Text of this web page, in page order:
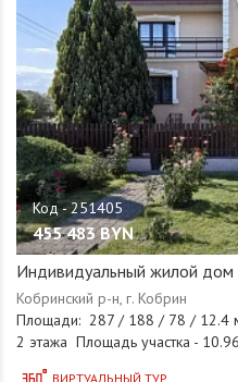
455 483 BYN
Индивидуальный жилой дом